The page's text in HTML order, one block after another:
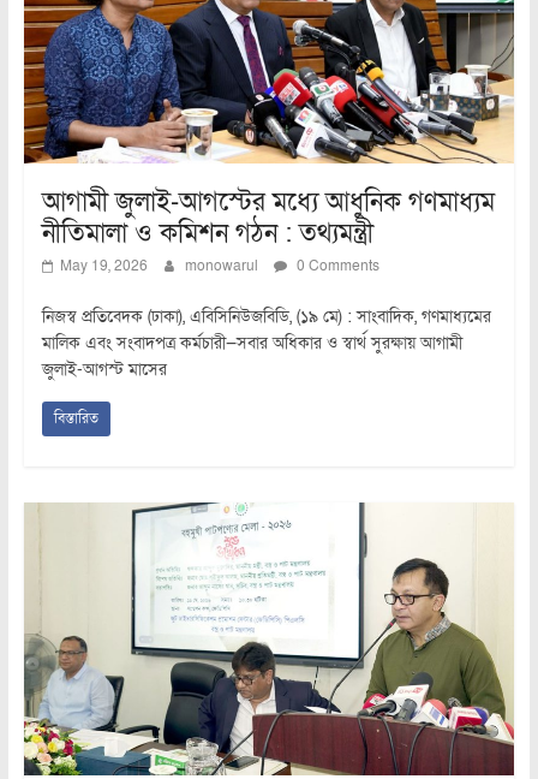
আগামী জুলাই-আগস্টের মধ্যে আধুনিক গণমাধ্যম
নীতিমালা ও কমিশন গঠন : তথ্যমন্ত্রী
May 19, 2026 monowarul 0 Comments
নিজস্ব প্রতিবেদক (ঢাকা), এবিসিনিউজবিডি, (১৯ মে) : সাংবাদিক, গণমাধ্যমের
মালিক এবং সংবাদপত্র কর্মচারী—সবার অধিকার ও স্বার্থ সুরক্ষায় আগামী
জুলাই-আগস্ট মাসের
বিস্তারিত